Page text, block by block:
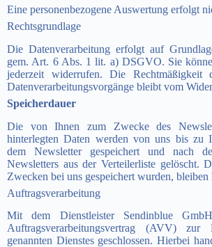
Eine personenbezogene Auswertung erfolgt
Rechtsgrundlage
Die Datenverarbeitung erfolgt auf
gem. Art. 6 Abs. 1 lit. a) DSGVO. Sie
jederzeit widerrufen. Die Rechtmäßigkeit
Datenverarbeitungsvorgänge bleibt vom
Speicherdauer
Die von Ihnen zum Zwecke des
hinterlegten Daten werden von uns bis zu
dem Newsletter gespeichert und nach
Newsletters aus der Verteilerliste gelöscht.
Zwecken bei uns gespeichert wurden,
Auftragsverarbeitung
Mit dem Dienstleister Sendinblue
Auftragsverarbeitungsvertrag (AVV)
genannten Dienstes geschlossen. Hierbei